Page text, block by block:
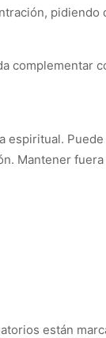
complementar
Mantener
están